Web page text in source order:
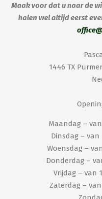
Maak voor dat u naar de
halen wel altijd eerst
1446 TX
Maandag –
Dinsdag – van
Woensdag –
Donderdag –
Vrijdag – van
Zaterdag –